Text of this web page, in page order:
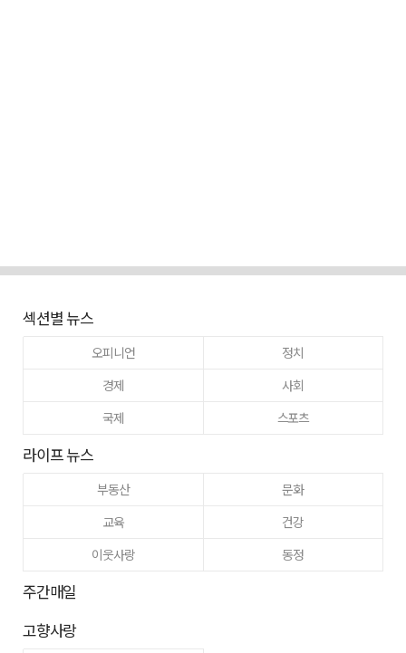
섹션별 뉴스
오피니언
정치
경제
사회
국제
스포츠
라이프 뉴스
부동산
문화
교육
건강
이웃사랑
동정
주간매일
고향사랑